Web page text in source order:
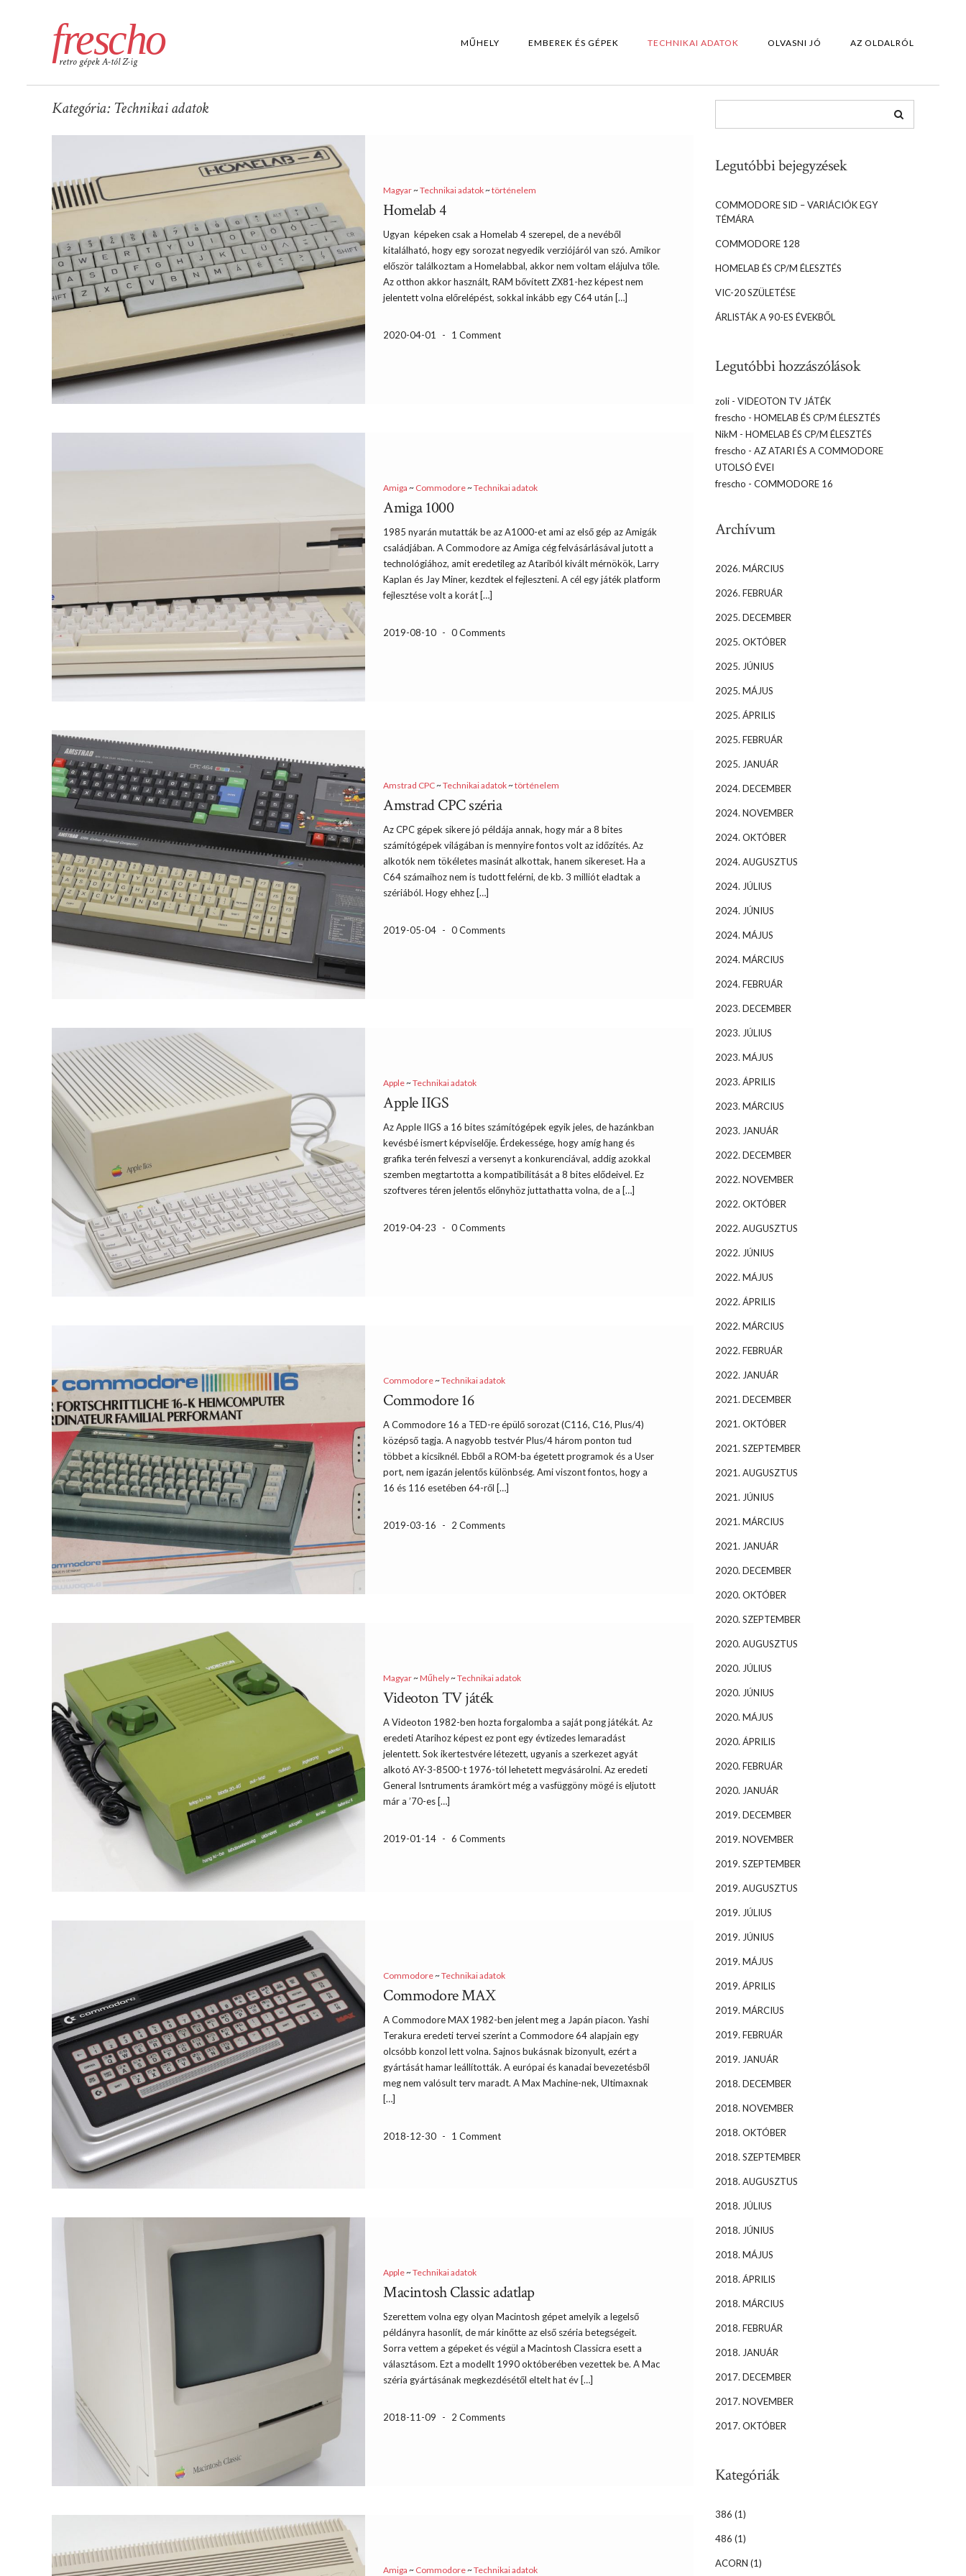
frescho
retro gépek A-tól Z-ig
MŰHELY EMBEREK ÉS GÉPEK TECHNIKAI ADATOK OLVASNI JÓ AZ OLDALRÓL
Kategória:Technikai adatok
Magyar~Technikai adatok~történelem
Homelab 4
Ugyan képeken csak a Homelab 4 szerepel, de a nevéből
kitalálható, hogy egy sorozat negyedik verziójáról van szó. Amikor
először találkoztam a Homelabbal, akkor nem voltam elájulva tőle.
Az otthon akkor használt, RAM bővített ZX81-hez képest nem
jelentett volna előrelépést, sokkal inkább egy C64 után […]
2020-04-01 - 1 Comment
Amiga ~ Commodore~Technikai adatok
Amiga 1000
1985 nyarán mutatták be az A1000-et ami az első gép az Amigák
családjában. A Commodore az Amiga cég felvásárlásával jutott a
technológiához, amit eredetileg az Atariból kivált mérnökök, Larry
Kaplan és Jay Miner, kezdtek el fejleszteni. A cél egy játék platform
fejlesztése volt a korát […]
2019-08-10 - 0 Comments
Amstrad CPC~Technikai adatok~történelem
Amstrad CPC széria
Az CPC gépek sikere jó példája annak, hogy már a 8 bites
számítógépek világában is mennyire fontos volt az időzítés. Az
alkotók nem tökéletes masinát alkottak, hanem sikereset. Ha a
C64 számaihoz nem is tudott felérni, de kb. 3 milliót eladtak a
szériából. Hogy ehhez […]
2019-05-04 - 0 Comments
Apple~Technikai adatok
Apple IIGS
Az Apple IIGS a 16 bites számítógépek egyik jeles, de hazánkban
kevésbé ismert képviselője. Érdekessége, hogy amíg hang és
grafika terén felveszi a versenyt a konkurenciával, addig azokkal
szemben megtartotta a kompatibilitását a 8 bites elődeivel. Ez
szoftveres téren jelentős előnyhöz juttathatta volna, de a […]
2019-04-23 - 0 Comments
Commodore~Technikai adatok
Commodore 16
A Commodore 16 a TED-re épülő sorozat (C116, C16, Plus/4)
középső tagja. A nagyobb testvér Plus/4 három ponton tud
többet a kicsiknél. Ebből a ROM-ba égetett programok és a User
port, nem igazán jelentős különbség. Ami viszont fontos, hogy a
16 és 116 esetében 64-ről […]
2019-03-16 - 2 Comments
Magyar~Műhely~Technikai adatok
Videoton TV játék
A Videoton 1982-ben hozta forgalomba a saját pong játékát. Az
eredeti Atarihoz képest ez pont egy évtizedes lemaradást
jelentett. Sok ikertestvére létezett, ugyanis a szerkezet agyát
alkotó AY-3-8500-t 1976-tól lehetett megvásárolni. Az eredeti
General Isntruments áramkört még a vasfüggöny mögé is eljutott
már a ’70-es […]
2019-01-14 - 6 Comments
Commodore~Technikai adatok
Commodore MAX
A Commodore MAX 1982-ben jelent meg a Japán piacon. Yashi
Terakura eredeti tervei szerint a Commodore 64 alapjain egy
olcsóbb konzol lett volna. Sajnos bukásnak bizonyult, ezért a
gyártását hamar leállították. A európai és kanadai bevezetésből
meg nem valósult terv maradt. A Max Machine-nek, Ultimaxnak
[…]
2018-12-30 - 1 Comment
Apple~Technikai adatok
Macintosh Classic adatlap
Szerettem volna egy olyan Macintosh gépet amelyik a legelső
példányra hasonlít, de már kinőtte az első széria betegségeit.
Sorra vettem a gépeket és végül a Macintosh Classicra esett a
választásom. Ezt a modellt 1990 októberében vezettek be. A Mac
széria gyártásának megkezdésétől eltelt hat év […]
2018-11-09 - 2 Comments
Amiga ~ Commodore~Technikai adatok
Legutóbbi bejegyzések
COMMODORE SID – VARIÁCIÓK EGY
TÉMÁRA
COMMODORE 128
HOMELAB ÉS CP/M ÉLESZTÉS
VIC-20 SZÜLETÉSE
ÁRLISTÁK A 90-ES ÉVEKBŐL
Legutóbbi hozzászólások
zoli- VIDEOTON TV JÁTÉK
frescho - HOMELAB ÉS CP/M ÉLESZTÉS
NikM - HOMELAB ÉS CP/M ÉLESZTÉS
frescho - AZ ATARI ÉS A COMMODORE
UTOLSÓ ÉVEI
frescho - COMMODORE 16
Archívum
2026. MÁRCIUS
2026. FEBRUÁR
2025. DECEMBER
2025. OKTÓBER
2025. JÚNIUS
2025. MÁJUS
2025. ÁPRILIS
2025. FEBRUÁR
2025. JANUÁR
2024. DECEMBER
2024. NOVEMBER
2024. OKTÓBER
2024. AUGUSZTUS
2024. JÚLIUS
2024. JÚNIUS
2024. MÁJUS
2024. MÁRCIUS
2024. FEBRUÁR
2023. DECEMBER
2023. JÚLIUS
2023. MÁJUS
2023. ÁPRILIS
2023. MÁRCIUS
2023. JANUÁR
2022. DECEMBER
2022. NOVEMBER
2022. OKTÓBER
2022. AUGUSZTUS
2022. JÚNIUS
2022. MÁJUS
2022. ÁPRILIS
2022. MÁRCIUS
2022. FEBRUÁR
2022. JANUÁR
2021. DECEMBER
2021. OKTÓBER
2021. SZEPTEMBER
2021. AUGUSZTUS
2021. JÚNIUS
2021. MÁRCIUS
2021. JANUÁR
2020. DECEMBER
2020. OKTÓBER
2020. SZEPTEMBER
2020. AUGUSZTUS
2020. JÚLIUS
2020. JÚNIUS
2020. MÁJUS
2020. ÁPRILIS
2020. FEBRUÁR
2020. JANUÁR
2019. DECEMBER
2019. NOVEMBER
2019. SZEPTEMBER
2019. AUGUSZTUS
2019. JÚLIUS
2019. JÚNIUS
2019. MÁJUS
2019. ÁPRILIS
2019. MÁRCIUS
2019. FEBRUÁR
2019. JANUÁR
2018. DECEMBER
2018. NOVEMBER
2018. OKTÓBER
2018. SZEPTEMBER
2018. AUGUSZTUS
2018. JÚLIUS
2018. JÚNIUS
2018. MÁJUS
2018. ÁPRILIS
2018. MÁRCIUS
2018. FEBRUÁR
2018. JANUÁR
2017. DECEMBER
2017. NOVEMBER
2017. OKTÓBER
Kategóriák
386 (1)
486 (1)
ACORN (1)